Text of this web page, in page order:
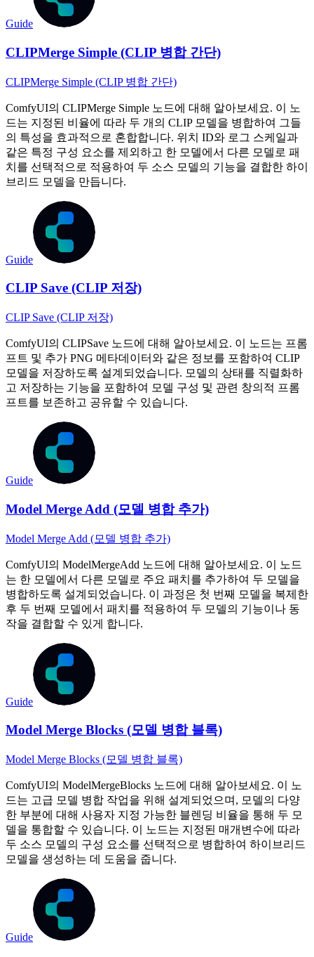
Guide
CLIPMerge Simple (CLIP 병합 간단)
CLIPMerge Simple (CLIP 병합 간단)
ComfyUI의 CLIPMerge Simple 노드에 대해 알아보세요. 이 노
드는 지정된 비율에 따라 두 개의 CLIP 모델을 병합하여 그들
의 특성을 효과적으로 혼합합니다. 위치 ID와 로그 스케일과
같은 특정 구성 요소를 제외하고 한 모델에서 다른 모델로 패
치를 선택적으로 적용하여 두 소스 모델의 기능을 결합한 하이
브리드 모델을 만듭니다.
Guide
CLIP Save (CLIP 저장)
CLIP Save (CLIP 저장)
ComfyUI의 CLIPSave 노드에 대해 알아보세요. 이 노드는 프롬
프트 및 추가 PNG 메타데이터와 같은 정보를 포함하여 CLIP
모델을 저장하도록 설계되었습니다. 모델의 상태를 직렬화하
고 저장하는 기능을 포함하여 모델 구성 및 관련 창의적 프롬
프트를 보존하고 공유할 수 있습니다.
Guide
Model Merge Add (모델 병합 추가)
Model Merge Add (모델 병합 추가)
ComfyUI의 ModelMergeAdd 노드에 대해 알아보세요. 이 노드
는 한 모델에서 다른 모델로 주요 패치를 추가하여 두 모델을
병합하도록 설계되었습니다. 이 과정은 첫 번째 모델을 복제한
후 두 번째 모델에서 패치를 적용하여 두 모델의 기능이나 동
작을 결합할 수 있게 합니다.
Guide
Model Merge Blocks (모델 병합 블록)
Model Merge Blocks (모델 병합 블록)
ComfyUI의 ModelMergeBlocks 노드에 대해 알아보세요. 이 노
드는 고급 모델 병합 작업을 위해 설계되었으며, 모델의 다양
한 부분에 대해 사용자 지정 가능한 블렌딩 비율을 통해 두 모
델을 통합할 수 있습니다. 이 노드는 지정된 매개변수에 따라
두 소스 모델의 구성 요소를 선택적으로 병합하여 하이브리드
모델을 생성하는 데 도움을 줍니다.
Guide